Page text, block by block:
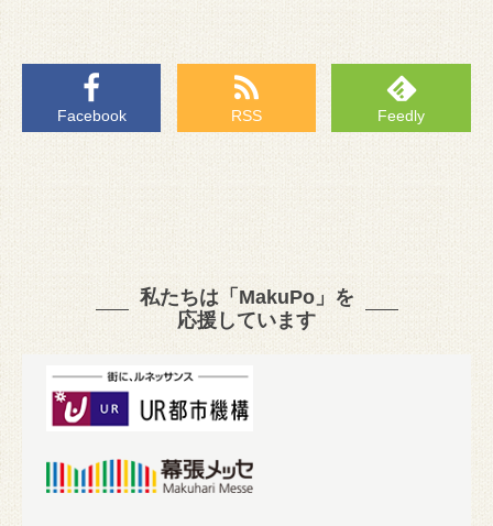
Facebook RSS Feedly
私たちは「MakuPo」を
応援しています